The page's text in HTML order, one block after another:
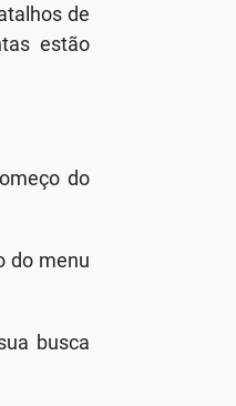
de
estão
do
do menu
busca